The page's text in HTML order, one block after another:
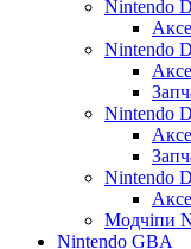
Nintendo
Nintendo
Nintendo
Nintendo
Модчіпи
Nintendo GBA